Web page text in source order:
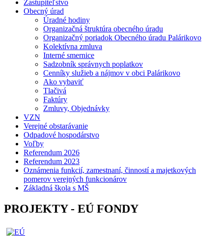
Zastupiteľstvo
Obecný úrad
Úradné hodiny
Organizačná štruktúra obecného úradu
Organizačný poriadok Obecného úradu Palárikovo
Kolektívna zmluva
Interné smernice
Sadzobník správnych poplatkov
Cenníky služieb a nájmov v obci Palárikovo
Ako vybaviť
Tlačivá
Faktúry
Zmluvy, Objednávky
VZN
Verejné obstarávanie
Odpadové hospodárstvo
Voľby
Referendum 2026
Referendum 2023
Oznámenia funkcií, zamestnaní, činností a majetkových
pomerov verejných funkcionárov
Základná škola s MŠ
PROJEKTY - EÚ FONDY